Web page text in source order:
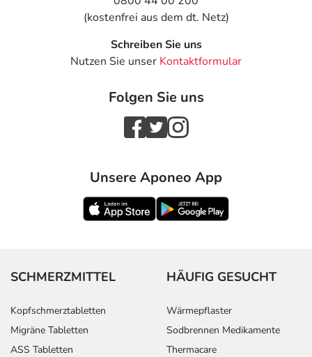
(kostenfrei aus dem dt. Netz)
Schreiben Sie uns
Nutzen Sie unser Kontaktformular
Folgen Sie uns
Unsere Aponeo App
SCHMERZMITTEL
Kopfschmerztabletten
Migräne Tabletten
ASS Tabletten
HÄUFIG GESUCHT
Wärmepflaster
Sodbrennen Medikamente
Thermacare